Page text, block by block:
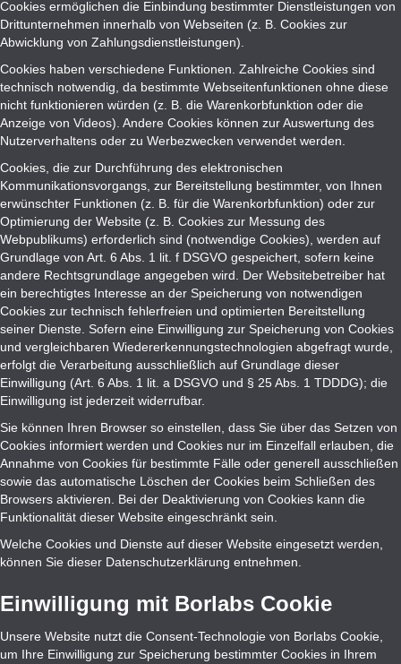
Cookies ermöglichen die Einbindung bestimmter Dienstleistungen von
Drittunternehmen innerhalb von Webseiten (z. B. Cookies zur
Abwicklung von Zahlungsdienstleistungen).
Cookies haben verschiedene Funktionen. Zahlreiche Cookies sind
technisch notwendig, da bestimmte Webseitenfunktionen ohne diese
nicht funktionieren würden (z. B. die Warenkorbfunktion oder die
Anzeige von Videos). Andere Cookies können zur Auswertung des
Nutzerverhaltens oder zu Werbezwecken verwendet werden.
Cookies, die zur Durchführung des elektronischen
Kommunikationsvorgangs, zur Bereitstellung bestimmter, von Ihnen
erwünschter Funktionen (z. B. für die Warenkorbfunktion) oder zur
Optimierung der Website (z. B. Cookies zur Messung des
Webpublikums) erforderlich sind (notwendige Cookies), werden auf
Grundlage von Art. 6 Abs. 1 lit. f DSGVO gespeichert, sofern keine
andere Rechtsgrundlage angegeben wird. Der Websitebetreiber hat
ein berechtigtes Interesse an der Speicherung von notwendigen
Cookies zur technisch fehlerfreien und optimierten Bereitstellung
seiner Dienste. Sofern eine Einwilligung zur Speicherung von Cookies
und vergleichbaren Wiedererkennungstechnologien abgefragt wurde,
erfolgt die Verarbeitung ausschließlich auf Grundlage dieser
Einwilligung (Art. 6 Abs. 1 lit. a DSGVO und § 25 Abs. 1 TDDDG); die
Einwilligung ist jederzeit widerrufbar.
Sie können Ihren Browser so einstellen, dass Sie über das Setzen von
Cookies informiert werden und Cookies nur im Einzelfall erlauben, die
Annahme von Cookies für bestimmte Fälle oder generell ausschließen
sowie das automatische Löschen der Cookies beim Schließen des
Browsers aktivieren. Bei der Deaktivierung von Cookies kann die
Funktionalität dieser Website eingeschränkt sein.
Welche Cookies und Dienste auf dieser Website eingesetzt werden,
können Sie dieser Datenschutzerklärung entnehmen.
Einwilligung mit Borlabs Cookie
Unsere Website nutzt die Consent-Technologie von Borlabs Cookie,
um Ihre Einwilligung zur Speicherung bestimmter Cookies in Ihrem